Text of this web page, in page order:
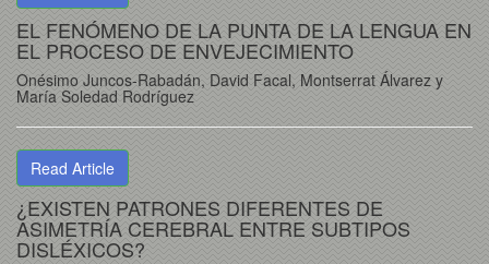
EL FENÓMENO DE LA PUNTA DE LA LENGUA EN
EL PROCESO DE ENVEJECIMIENTO
Onésimo Juncos-Rabadán, David Facal, Montserrat Álvarez y
María Soledad Rodríguez
Read Article
¿EXISTEN PATRONES DIFERENTES DE
ASIMETRÍA CEREBRAL ENTRE SUBTIPOS
DISLÉXICOS?